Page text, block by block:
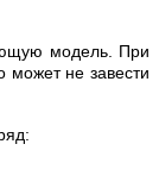
модель. При
может не завести